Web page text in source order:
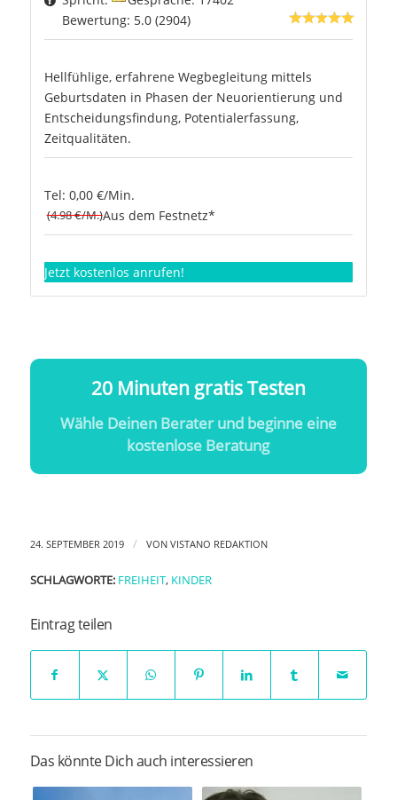
Bewertung: 5.0 (2904)
Hellfühlige, erfahrene Wegbegleitung mittels
Geburtsdaten in Phasen der Neuorientierung und
Entscheidungsfindung, Potentialerfassung,
Zeitqualitäten.
Tel: 0,00 €/Min.
(4.98 €/M.)Aus dem Festnetz*
Jetzt kostenlos anrufen!
20 Minuten gratis Testen
Wähle Deinen Berater und beginne eine
kostenlose Beratung
24. SEPTEMBER 2019 / VON VISTANO REDAKTION
SCHLAGWORTE: FREIHEIT, KINDER
Eintrag teilen
Das könnte Dich auch interessieren